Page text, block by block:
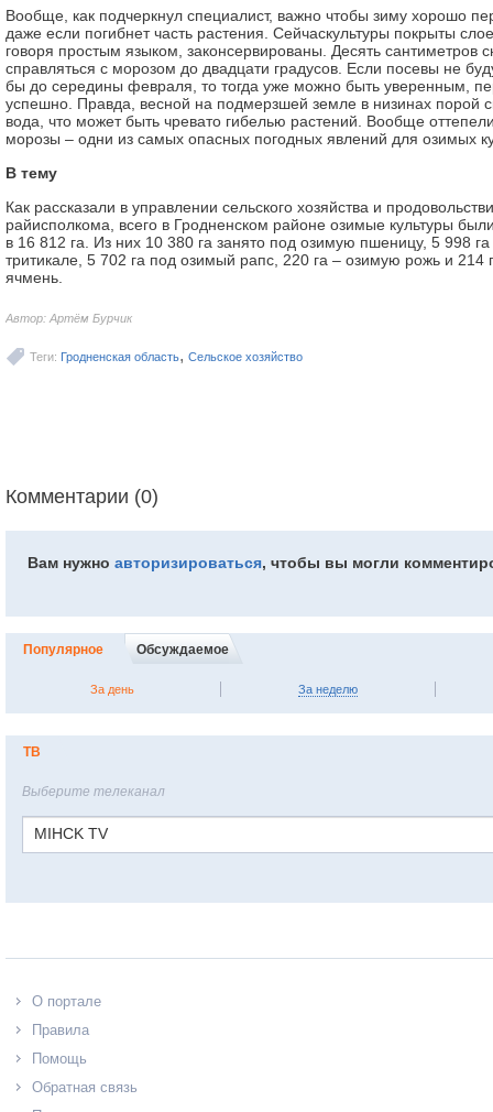
Вообще, как подчеркнул специалист, важно чтобы зиму хорошо
даже если погибнет часть растения. Сейчаскультуры покрыты
говоря простым языком, законсервированы. Десять сантиметров
справляться с морозом до двадцати градусов. Если посевы не
бы до середины февраля, то тогда уже можно быть уверенным,
успешно. Правда, весной на подмерзшей земле в низинах порой
вода, что может быть чревато гибелью растений. Вообще
морозы – одни из самых опасных погодных явлений для озимых
В тему
Как рассказали в управлении сельского хозяйства и
райисполкома, всего в Гродненском районе озимые культуры
в 16 812 га. Из них 10 380 га занято под озимую пшеницу, 5 998
тритикале, 5 702 га под озимый рапс, 220 га – озимую рожь и 214
ячмень.
Автор: Артём Бурчик
Теги: Гродненская область, Сельское хозяйство
Комментарии (0)
Вам нужно авторизироваться, чтобы вы могли
Популярное Обсуждаемое
За день За неделю
ТВ
Выберите телеканал
MIHCK TV
О портале
Правила
Помощь
Обратная связь